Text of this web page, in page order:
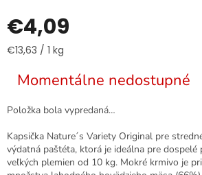
€4,09
Jednotková
€13,63 / 1 kg
Momentálne nedostupné
Položka bola vypredaná…
Kapsička Nature´s Variety Original pre
výdatná paštéta, ktorá je ideálna pre dospelé
veľkých plemien od 10 kg. Mokré krmivo je